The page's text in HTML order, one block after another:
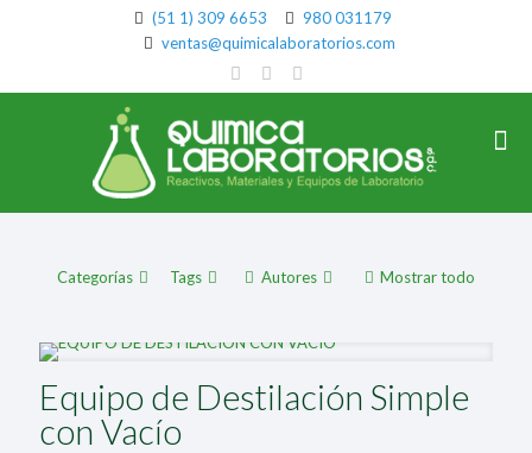
(51 1) 309 6653
980 031179
ventas@quimicalaboratorios.com
Categorías Tags Autores Mostrar todo
Equipo de Destilación Simple
con Vacío